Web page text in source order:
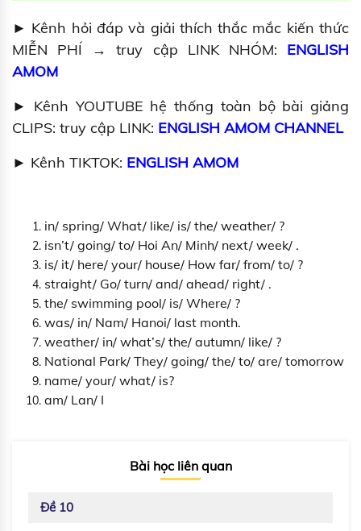
► Kênh hỏi đáp và giải thích thắc mắc kiến thức
MIỄN PHÍ → truy cập LINK NHÓM: ENGLISH
AMOM
► Kênh YOUTUBE hệ thống toàn bộ bài giảng
CLIPS: truy cập LINK: ENGLISH AMOM CHANNEL
► Kênh TIKTOK: ENGLISH AMOM
in/ spring/ What/ like/ is/ the/ weather/ ?
isn’t/ going/ to/ Hoi An/ Minh/ next/ week/ .
is/ it/ here/ your/ house/ How far/ from/ to/ ?
straight/ Go/ turn/ and/ ahead/ right/ .
the/ swimming pool/ is/ Where/ ?
was/ in/ Nam/ Hanoi/ last month.
weather/ in/ what’s/ the/ autumn/ like/ ?
National Park/ They/ going/ the/ to/ are/ tomorrow
name/ your/ what/ is?
am/ Lan/ I
Bài học liên quan
Đề 10